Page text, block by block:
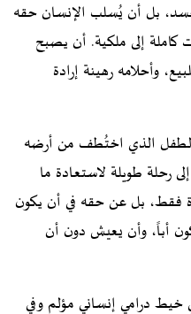
بل أن يُسلب الإنسان حقه
كاملة إلى ملكية. أن يصبح
وأحلامه رهينة إرادة
الذي اختُطف من أرضه
رحلة طويلة لاستعادة ما
فقط، بل عن حقه في أن يكون
أباً، وأن يعيش دون أن
خيط درامي إنساني مؤلم وفي